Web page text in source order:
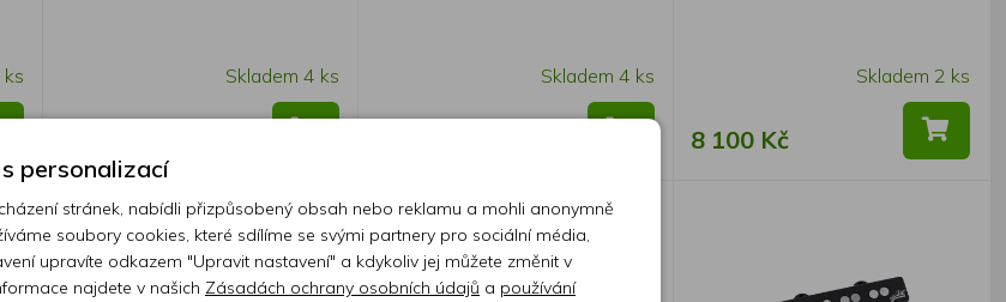
ks Skladem 4 ks Skladem 4 ks Skladem 2 ks
8 100 Kč
personalizací
stránek, nabídli přizpůsobený obsah nebo reklamu a mohli anonymně
soubory cookies, které sdílíme se svými partnery pro sociální média,
upravíte odkazem "Upravit nastavení" a kdykoliv jej můžete změnit v
najdete v našich Zásadách ochrany osobních údajů a používání